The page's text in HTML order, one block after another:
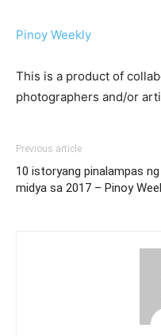
Pinoy Weekly
This is a product of
photographers and/or
Previous article
10 istoryang pinalampas ng
midya sa 2017 – Pinoy